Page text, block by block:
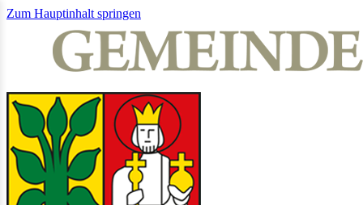
Zum Hauptinhalt springen